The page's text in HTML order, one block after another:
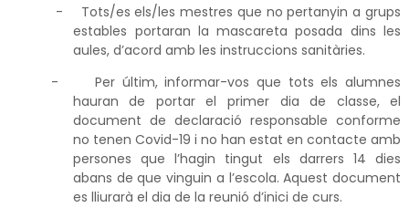
-
Tots/es els/les mestres que no pertanyin a grups
estables portaran la mascareta posada dins les
aules, d’acord amb les instruccions sanitàries.
-
Per últim, informar-vos que tots els alumnes
hauran de portar el primer dia de classe, el
document de declaració responsable conforme
no tenen Covid-19 i no han estat en contacte amb
persones que l’hagin tingut els darrers 14 dies
abans de que vinguin a l’escola. Aquest document
es lliurarà el dia de la reunió d’inici de curs.